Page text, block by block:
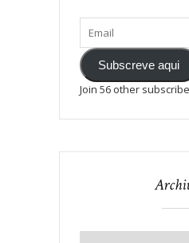
Subscreve aqui
Join 56 other